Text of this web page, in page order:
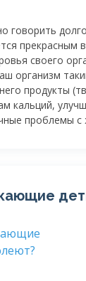
говорить
прекрасным
своего
организм
продукты
кальций,
проблемы с